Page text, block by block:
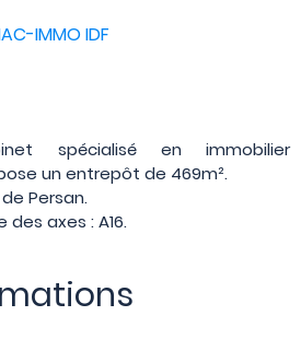
IMMO IDF
spécialisé en immobilier
un entrepôt de 469m².
Persan.
axes : A16.